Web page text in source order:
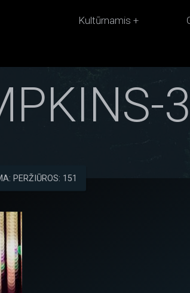
Kultūrnamis
PERŽIŪROS: 151